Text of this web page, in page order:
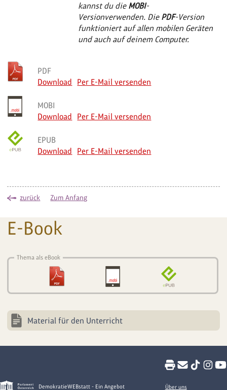
kannst du die MOBI-
Versionverwenden. Die PDF-Version
funktioniert auf allen mobilen Geräten
und auch auf deinem Computer.
PDF
Download
Per E-Mail versenden
MOBI
Download
Per E-Mail versenden
EPUB
Download
Per E-Mail versenden
zurück Zum Anfang
E-Book
Thema als eBook
Material für den Unterricht
DemokratieWEBstatt - Ein Angebot Über uns